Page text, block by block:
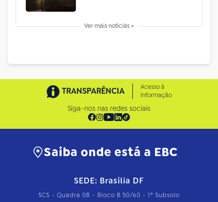
Ver mais notícias +
TRANSPARÊNCIA
Acesso à
Informação
Siga-nos nas redes sociais
Saiba onde está a EBC
SEDE: Brasília DF
SCS - Quadra 08 - Bloco B 50/60 - 1º Subsolo